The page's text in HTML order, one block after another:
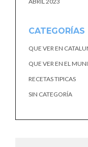
CATEGORÍAS
QUE VER EN
QUE VER EN EL
RECETAS TIPICAS
SIN CATEGORÍA